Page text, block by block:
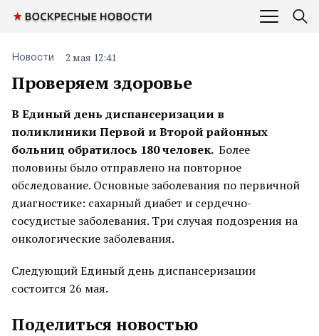
Проверяем здоровье
Новости 2 мая 12:41
В Единый день диспансеризации в
поликлиники Первой и Второй районных
больниц обратилось 180 человек. Более
половины было отправлено на повторное
обследование. Основные заболевания по первичной
диагностике: сахарный диабет и сердечно-
сосудистые заболевания. Три случая подозрения на
онкологические заболевания.
Следующий Единый день диспансеризации
состоится 26 мая.
Поделиться новостью